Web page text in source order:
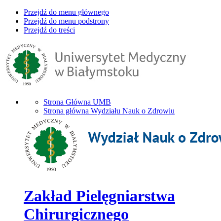
Przejdź do menu głównego
Przejdź do menu podstrony
Przejdź do treści
Strona Główna UMB
Strona główna Wydziału Nauk o Zdrowiu
Zakład Pielęgniarstwa
Chirurgicznego